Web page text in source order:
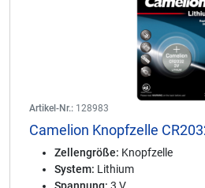
Artikel-Nr.: 128983
Camelion Knopfzelle
Zellengröße: Knopfzelle
System: Lithium